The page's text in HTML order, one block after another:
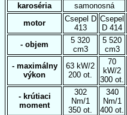
karoséria
samonosná
motor
Csepel D
413
Csepel
D 414
- objem
5 320
cm3
5 520
cm3
- maximálny
výkon
63 kW/2
200 ot.
70
kW/2
300 ot.
- krútiaci
moment
302
Nm/1
350 ot.
340
Nm/1
400 ot.